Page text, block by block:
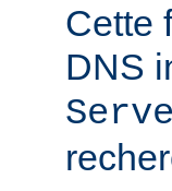
Cette
DNS